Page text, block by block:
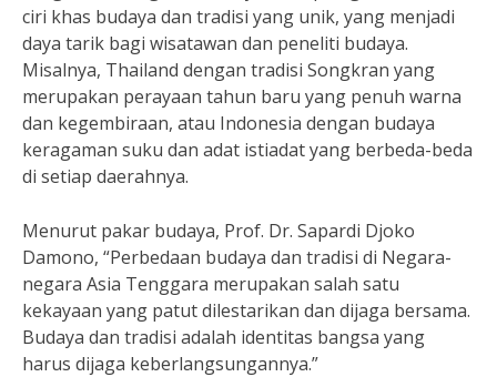
ciri khas budaya dan tradisi yang unik, yang menjadi
daya tarik bagi wisatawan dan peneliti budaya.
Misalnya, Thailand dengan tradisi Songkran yang
merupakan perayaan tahun baru yang penuh warna
dan kegembiraan, atau Indonesia dengan budaya
keragaman suku dan adat istiadat yang berbeda-beda
di setiap daerahnya.
Menurut pakar budaya, Prof. Dr. Sapardi Djoko
Damono, “Perbedaan budaya dan tradisi di Negara-
negara Asia Tenggara merupakan salah satu
kekayaan yang patut dilestarikan dan dijaga bersama.
Budaya dan tradisi adalah identitas bangsa yang
harus dijaga keberlangsungannya.”